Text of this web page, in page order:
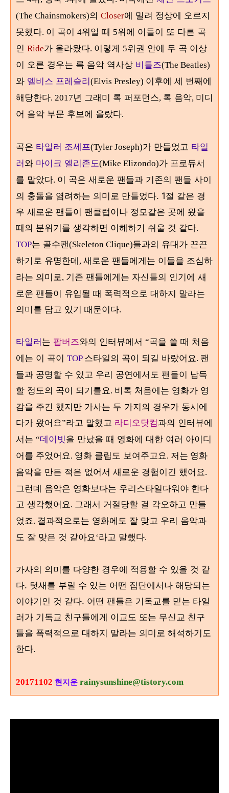
(The Chainsmokers)의 Closer에 밀려 정상에 오르지
못했다. 이 곡이 4위일 때 5위에 이들이 또 다른 곡
인 Ride가 올라왔다. 이렇게 5위권 안에 두 곡 이상
이 오른 경우는 록 음악 역사상 비틀즈(The Beatles)
와 엘비스 프레슬리(Elvis Presley) 이후에 세 번째에
해당한다. 2017년 그래미 록 퍼포먼스, 록 음악, 미디
어 음악 부문 후보에 올랐다.
곡은 타일러 조세프(Tyler Joseph)가 만들었고 타일
러와 마이크 엘리존도(Mike Elizondo)가 프로듀서
를 맡았다. 이 곡은 새로운 팬들과 기존의 팬들 사이
의 충돌을 염려하는 의미로 만들었다. 1절 같은 경
우 새로운 팬들이 팬클럽이나 정모같은 곳에 왔을
때의 분위기를 생각하면 이해하기 쉬울 것 같다.
TOP는 골수팬(Skeleton Clique)들과의 유대가 끈끈
하기로 유명한데, 새로운 팬들에게는 이들을 조심하
라는 의미로, 기존 팬들에게는 자신들의 인기에 새
로운 팬들이 유입될 때 폭력적으로 대하지 말라는
의미를 담고 있기 때문이다.
타일러는 팝버즈와의 인터뷰에서 “곡을 쓸 때 처음
에는 이 곡이 TOP 스타일의 곡이 되길 바랐어요. 팬
들과 공명할 수 있고 우리 공연에서도 팬들이 납득
할 정도의 곡이 되기를요. 비록 처음에는 영화가 영
감을 주긴 했지만 가사는 두 가지의 경우가 동시에
다가 왔어요”라고 말했고 라디오닷컴과의 인터뷰에
서는 “데이빗을 만났을 때 영화에 대한 여러 아이디
어를 주었어요. 영화 클립도 보여주고요. 저는 영화
음악을 만든 적은 없어서 새로운 경험이긴 했어요.
그런데 음악은 영화보다는 우리스타일다워야 한다
고 생각했어요. 그래서 거절당할 걸 각오하고 만들
었죠. 결과적으로는 영화에도 잘 맞고 우리 음악과
도 잘 맞은 것 같아요‘라고 말했다.
가사의 의미를 다양한 경우에 적용할 수 있을 것 같
다. 텃새를 부릴 수 있는 어떤 집단에서나 해당되는
이야기인 것 같다. 어떤 팬들은 기독교를 믿는 타일
러가 기독교 친구들에게 이교도 또는 무신교 친구
들을 폭력적으로 대하지 말라는 의미로 해석하기도
한다.
20171102 현지운 rainysunshine@tistory.com